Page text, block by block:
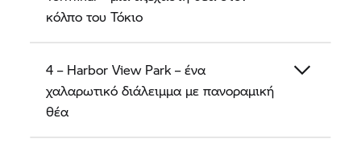
κόλπο του Τόκιο
4 – Harbor View Park – ένα
χαλαρωτικό διάλειμμα με πανοραμική
θέα